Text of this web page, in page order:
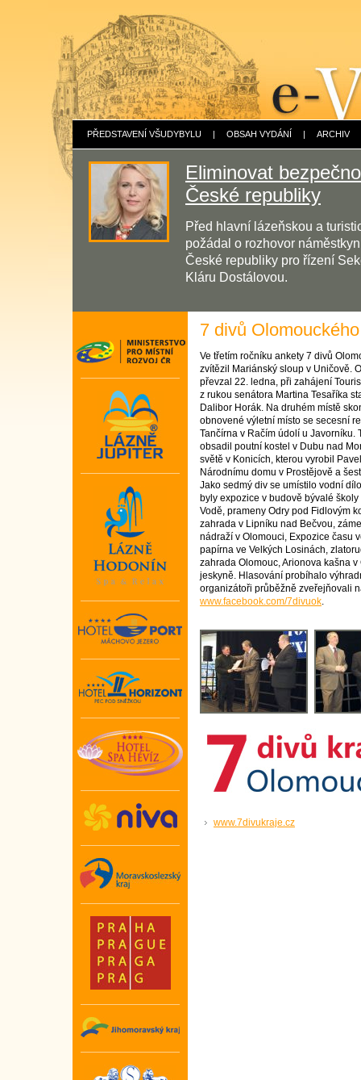
PŘEDSTAVENÍ VŠUDYBYLU | OBSAH VYDÁNÍ | ARCHIV
Eliminovat
České republiky
Před hlavní lázeňskou a
požádal o rozhovor
České republiky pro řízení
Kláru Dostálovou.
7 divů
Ve třetím ročníku ankety 7 divů
zvítězil Mariánský sloup v Uničově.
převzal 22. ledna, při zahájení
z rukou senátora Martina Tesaříka
Dalibor Horák. Na druhém místě
obnovené výletní místo se secesní
Tančírna v Račím údolí u Javorníku.
obsadil poutní kostel v Dubu nad
světě v Konicích, kterou vyrobil
Národnímu domu v Prostějově a
Jako sedmý div se umístilo vodní
byly expozice v budově bývalé
Vodě, prameny Odry pod Fidlovým
zahrada v Lipníku nad Bečvou,
nádraží v Olomouci, Expozice času
papírna ve Velkých Losinách,
zahrada Olomouc, Arionova kašna
jeskyně. Hlasování probíhalo
organizátoři průběžně zveřejňovali
www.facebook.com/7divuok
www.7divukraje.cz